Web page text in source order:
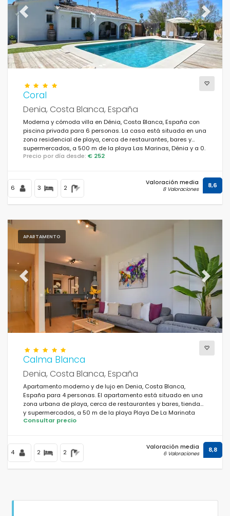
Previous Next
Coral
Denia, Costa Blanca, España
Moderna y cómoda villa en Dénia, Costa Blanca, España con
piscina privada para 6 personas. La casa está situada en una
zona residencial de playa, cerca de restaurantes, bares y
supermercados, a 500 m de la playa Las Marinas, Dénia y a 0.
Precio por día desde: € 252
6 3 2
Valoración media
8 Valoraciones 8,6
APARTAMENTO
Previous Next
Calma Blanca
Denia, Costa Blanca, España
Apartamento moderno y de lujo en Denia, Costa Blanca,
España para 4 personas. El apartamento está situado en una
zona urbana de playa, cerca de restaurantes y bares, tiendas
y supermercados, a 50 m de la playa Playa De La Marinata
Casiana y a 0,05 km del mar.
Consultar precio
4 2 2
Valoración media
6 Valoraciones 8,8